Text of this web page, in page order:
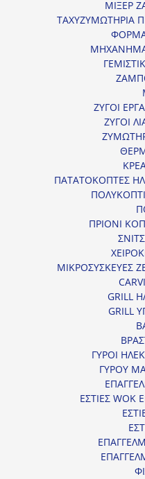
ΜΙΞΕΡ
ΤΑΧΥΖΥΜΩΤΗΡΙΑ
ΖΥΓΟΙ
ΖΥΓΟΙ
ΠΑΤΑΤΟΚΟΠΤΕΣ
ΠΡΙΟΝΙ
ΜΙΚΡΟΣΥΣΚΕΥΕΣ
GRILL
GRILL
ΓΥΡΟΙ
ΓΥΡΟΥ
ΕΣΤΙΕΣ WOK